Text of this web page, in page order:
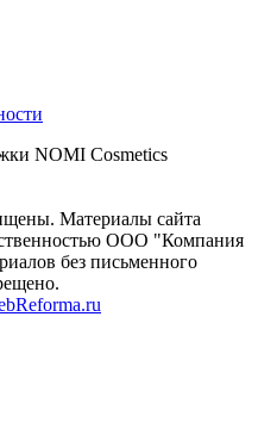
NOMI Сosmetics
Материалы сайта
ООО "Компания
без письменного